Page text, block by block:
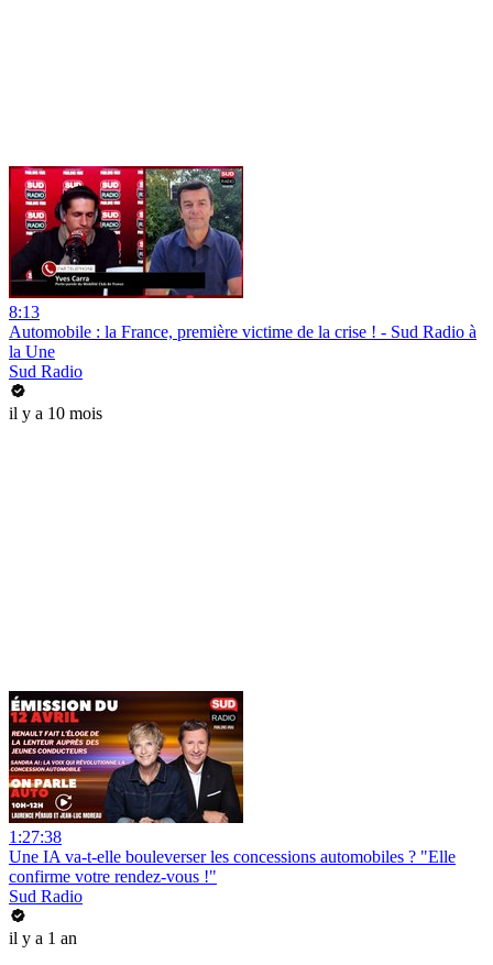
8:13
Automobile : la France, première victime de la crise ! - Sud Radio à
la Une
Sud Radio
il y a 10 mois
1:27:38
Une IA va-t-elle bouleverser les concessions automobiles ? "Elle
confirme votre rendez-vous !"
Sud Radio
il y a 1 an